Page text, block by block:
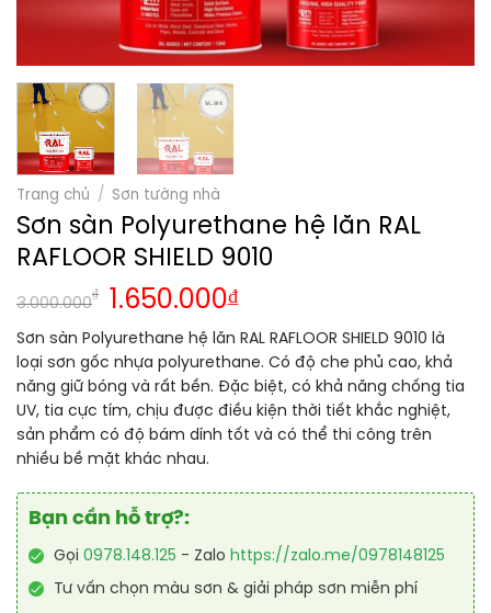
Trang chủ / Sơn tường nhà
Sơn sàn Polyurethane hệ lăn RAL
RAFLOOR SHIELD 9010
3.000.000
₫ 1.650.000₫
Sơn sàn Polyurethane hệ lăn RAL RAFLOOR SHIELD 9010 là
loại sơn gốc nhựa polyurethane. Có độ che phủ cao, khả
năng giữ bóng và rất bền. Đặc biệt, có khả năng chống tia
UV, tia cực tím, chịu được điều kiện thời tiết khắc nghiệt,
sản phẩm có độ bám dính tốt và có thể thi công trên
nhiều bề mặt khác nhau.
Bạn cần hỗ trợ?:
Gọi 0978.148.125 - Zalo https://zalo.me/0978148125
Tư vấn chọn màu sơn & giải pháp sơn miễn phí